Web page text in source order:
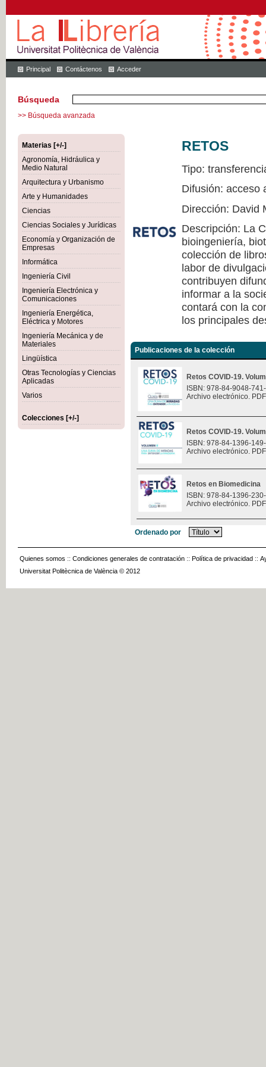
Principal Contáctenos Acceder
Búsqueda
>> Búsqueda avanzada
Materias [+/-]
Agronomía, Hidráulica y
Medio Natural
Arquitectura y Urbanismo
Arte y Humanidades
Ciencias
Ciencias Sociales y Jurídicas
Economía y Organización de
Empresas
Informática
Ingeniería Civil
Ingeniería Electrónica y
Comunicaciones
Ingeniería Energética,
Eléctrica y Motores
Ingeniería Mecánica y de
Materiales
Lingüística
Otras Tecnologías y Ciencias
Aplicadas
Varios
Colecciones [+/-]
RETOS
Tipo:
Difusión: acceso
Dirección: David
Descripción: La
bioingeniería,
colección de
labor de
contribuyen
informar a la
contará con la
los principales
Publicaciones de la colección
Retos COVID-19.
ISBN: 978-84-9048-
Archivo electrónico.
Retos COVID-19.
ISBN: 978-84-1396-
Archivo electrónico.
Retos en Biomedicina
ISBN: 978-84-1396-
Archivo electrónico.
Ordenado por
Quienes somos :: Condiciones generales de contratación :: Política de privacidad ::
Universitat Politècnica de València © 2012